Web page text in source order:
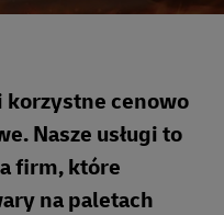
korzystne cenowo
Nasze usługi to
firm, które
na paletach